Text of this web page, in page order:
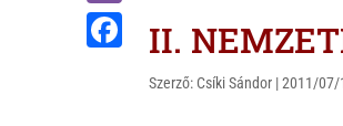
II.
Szerző: Csíki Sándor |2011/07/
h
a
V